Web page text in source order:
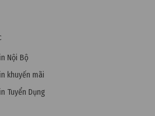
Nội Bộ
khuyến mãi
Tuyển Dụng